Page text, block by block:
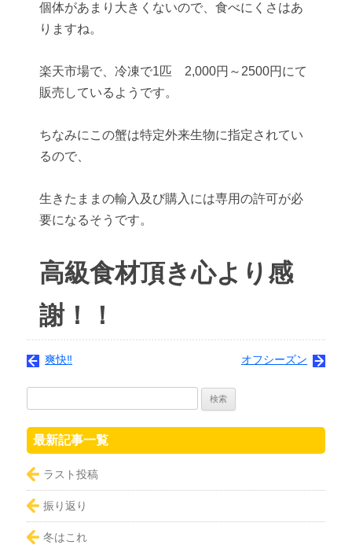
個体があまり大きくないので、食べにくさはあ
りますね。
楽天市場で、冷凍で1匹 2,000円～2500円にて
販売しているようです。
ちなみにこの蟹は特定外来生物に指定されてい
るので、
生きたままの輸入及び購入には専用の許可が必
要になるそうです。
高級食材頂き心より感
謝！！
爽快‼ オフシーズン
: 最新記事一覧
ラスト投稿
振り返り
冬はこれ